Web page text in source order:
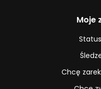
Moje
Chcę